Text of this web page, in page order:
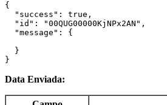
{
  "success": true,
  "id": "00QUG00000KjNPx2AN",
  "message": {
  }
}
Data Enviada: